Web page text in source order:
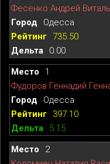
Фесенко Андрей
Одесса
735.50
0.00
1
Фудоров Геннадий
Одесса
397.10
5.15
2